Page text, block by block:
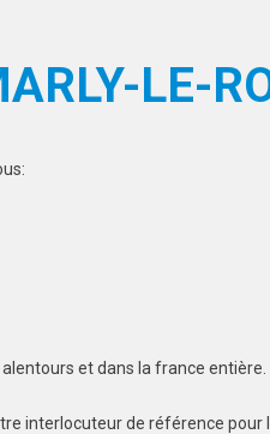
LE-
et dans la france entière.
interlocuteur de référence pour